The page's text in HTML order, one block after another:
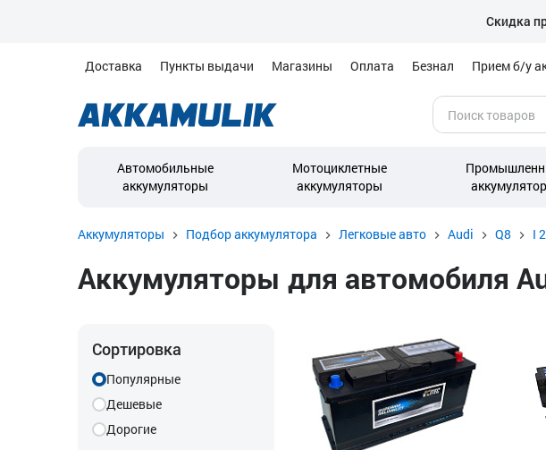
Скидка
Доставка Пункты выдачи Магазины Оплата Безнал Прием б/у
Автомобильные
аккумуляторы
Мотоциклетные
аккумуляторы
Аккумуляторы Подбор аккумулятора Легковые авто Audi Q8 I
Аккумуляторы для автомобиля
Сортировка
Популярные
Дешевые
Дорогие